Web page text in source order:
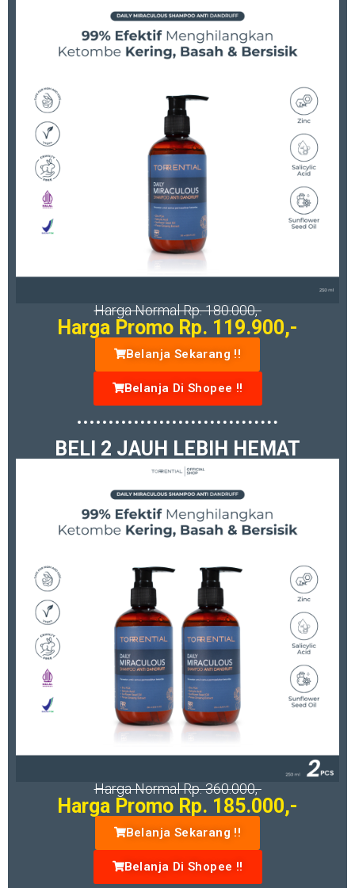
Harga Normal Rp. 180.000,-
Harga Promo Rp. 119.900,-
Belanja Sekarang !!
Belanja Di Shopee !!
BELI 2 JAUH LEBIH HEMAT
Harga Normal Rp. 360.000,-
Harga Promo Rp. 185.000,-
Belanja Sekarang !!
Belanja Di Shopee !!